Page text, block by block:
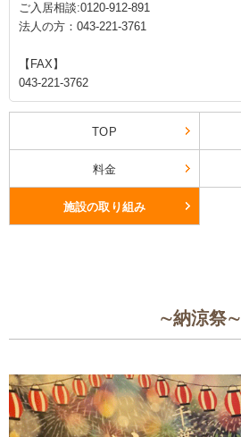
ご入居相談:0120-912-891
法人の方：043-221-3761
【FAX】
043-221-3762
TOP
料金
施設の取り組み
∼納涼祭∼